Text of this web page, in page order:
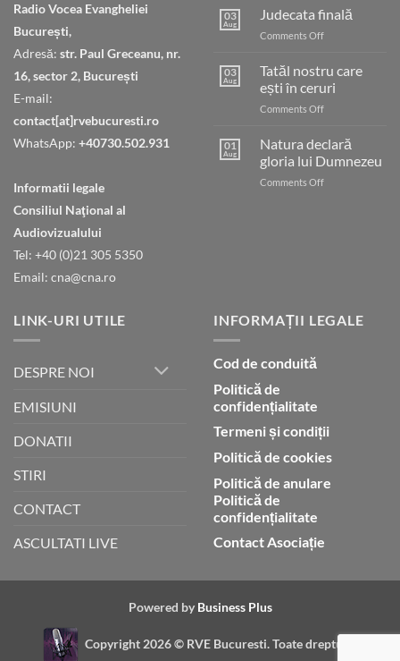
Radio Vocea Evangheliei
București,
Adresă: str. Paul Greceanu, nr.
16, sector 2, București
E-mail:
contact[at]rvebucuresti.ro
WhatsApp: +40730.502.931
Informatii legale
Consiliul Naţional al
Audiovizualului
Tel: +40 (0)21 305 5350
Email: cna@cna.ro
03
Aug
Judecata finală
Comments Offon
03
Aug
Tatăl nostru care
ești în ceruri
Comments Offon
nostru
care
ești
în
01
Aug
Natura declară
gloria lui Dumnezeu
Comments Offon
LINK-URI UTILE
DESPRE NOI
EMISIUNI
DONATII
STIRI
CONTACT
ASCULTATI LIVE
INFORMAȚII LEGALE
Cod de conduită
Politică de
confidențialitate
Termeni și condiții
Politică de cookies
Politică de anulare
Politică de
confidențialitate
Contact Asociație
Powered by Business Plus
Copyright 2026 © RVE Bucuresti. Toate drepturile